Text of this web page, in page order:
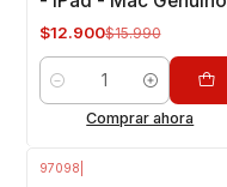
$12.900$15.990
Cantidad
Comprar ahora
97098